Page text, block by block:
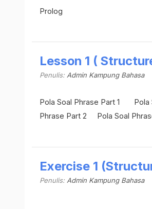
Prolog
Lesson 1 (
Penulis: Admin Kampung Bahasa
Pola Soal Phrase Part 1 Pola
Phrase Part 2 Pola Soal
Exercise 1
Penulis: Admin Kampung Bahasa